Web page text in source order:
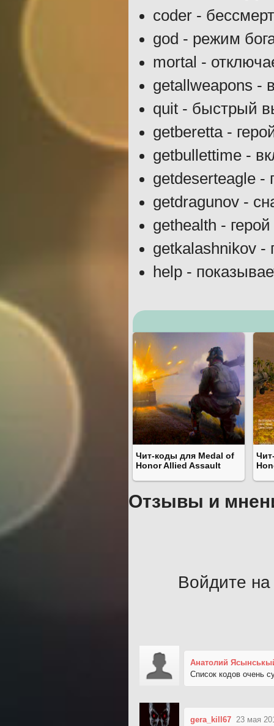
coder -
god - режим
mortal -
getallweapons -
quit - быстрый
getberetta -
getbullettime -
getdeserteagle -
getdragunov -
gethealth -
getkalashnikov -
help -
Чит-коды для Medal of
Honor Allied Assault
Отзывы и
Войдите на
Анатолий
Список кодов очень
gera_kill67 23 мая